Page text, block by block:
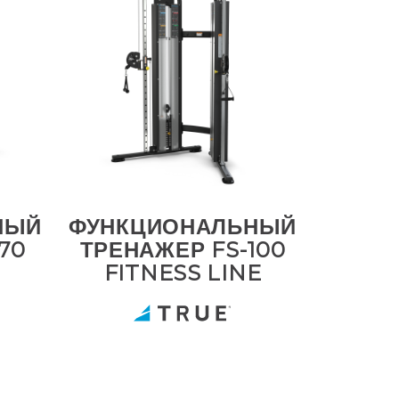
ФУНКЦИОНАЛЬНЫЙ
ТРЕНАЖЕР FS-100
FITNESS LINE